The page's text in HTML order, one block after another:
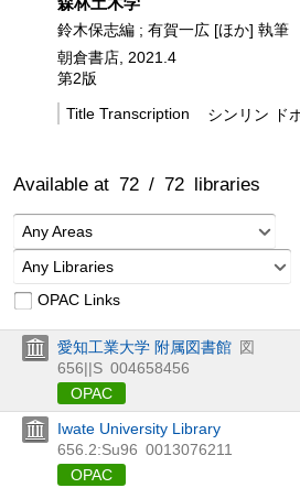
鈴木保志編 ; 有賀一広 [ほか] 執筆
朝倉書店, 2021.4
第2版
Title Transcription
シンリン ド
Available at 72 / 72 libraries
Any Areas
Any Libraries
OPAC Links
愛知工業大学 附属図書館 図
656||S 004658456
OPAC
Iwate University Library
656.2:Su96 0013076211
OPAC